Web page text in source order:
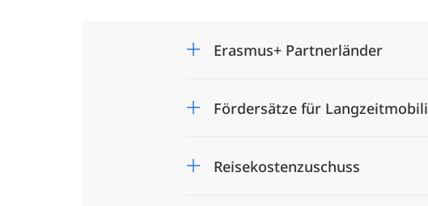
Erasmus+ Partnerländer
Fördersätze für
Reisekostenzuschuss